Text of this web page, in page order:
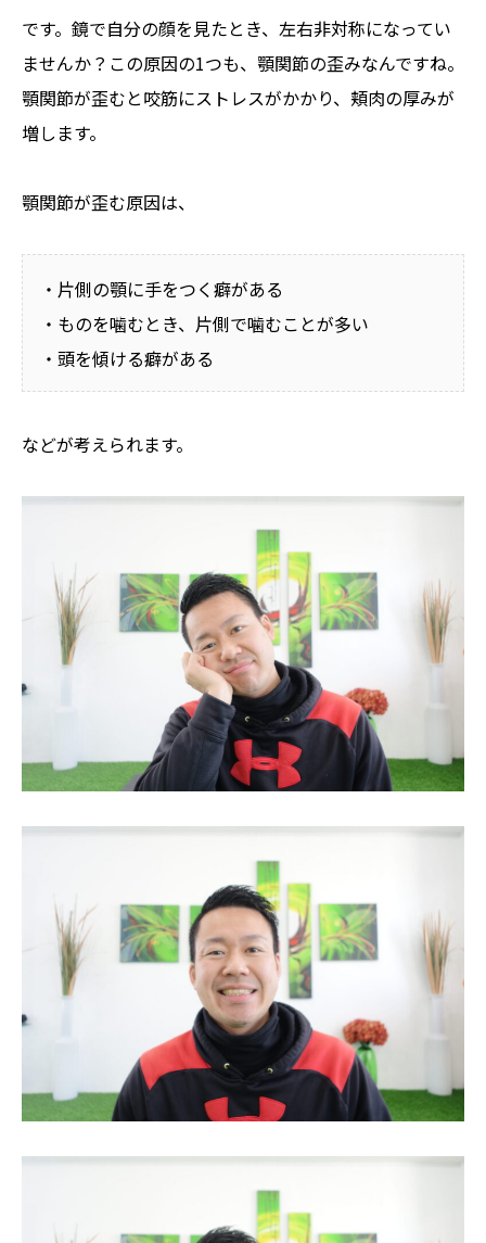
です。鏡で自分の顔を見たとき、左右非対称になってい
ませんか？この原因の1つも、顎関節の歪みなんですね。
顎関節が歪むと咬筋にストレスがかかり、頬肉の厚みが
増します。
顎関節が歪む原因は、
・片側の顎に手をつく癖がある
・ものを噛むとき、片側で噛むことが多い
・頭を傾ける癖がある
などが考えられます。